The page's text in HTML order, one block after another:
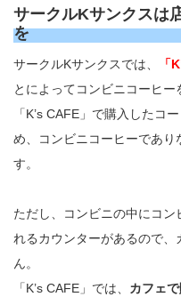
サークルKサンクスは
を
サークルKサンクスでは、 「
とによってコンビニコーヒー
「K’s CAFE」で購入したコ
め、コンビニコーヒーであり
す。
ただし、コンビニの中にコ
れるカウンターがあるので
ん。
「K’s CAFE」では、 カフェ